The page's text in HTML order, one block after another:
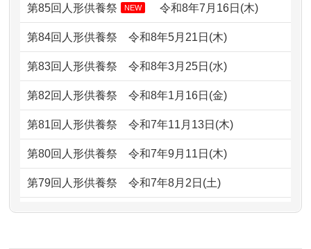
2026/07/069年間自由が丘店を見守ってくれてあり
がとう。
2026/07/05 しっかりとお人形たちの供養をしてい
ただけると...
2026/06/30長年大事にしてきた雛人形です、供養
ガラスケースのまま引き取ってくださ
るのが助か...
ました。お...
どうなってるのですか？
2024/01/13会社のようですが、きちんと供養して
供養が終わったお人形以外はどうして
るのですか？
第85回人形供養祭 NEW 令和8年7月16日(木)
第84回人形供養祭令和8年5月21日(木)
第83回人形供養祭令和8年3月25日(水)
第82回人形供養祭令和8年1月16日(金)
第81回人形供養祭令和7年11月13日(木)
第80回人形供養祭令和7年9月11日(木)
第79回人形供養祭令和7年8月2日(土)
第78回人形供養祭令和7年6月20日(金)